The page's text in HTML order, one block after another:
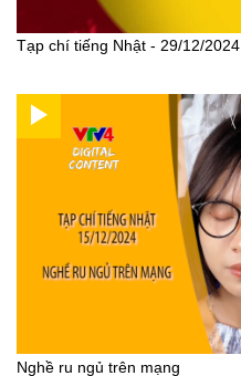
Tạp chí tiếng Nhật - 29/12/2024
Nghề ru ngủ trên mạng